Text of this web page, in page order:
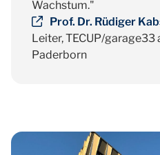
Wachstum."
Prof. Dr. Rüdiger
Leiter, TECUP/garage33
Paderborn